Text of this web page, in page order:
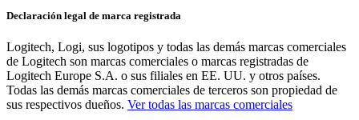
Declaración legal de marca registrada
Logitech, Logi, sus logotipos y todas las demás marcas comerciales
de Logitech son marcas comerciales o marcas registradas de
Logitech Europe S.A. o sus filiales en EE. UU. y otros países.
Todas las demás marcas comerciales de terceros son propiedad de
sus respectivos dueños. Ver todas las marcas comerciales